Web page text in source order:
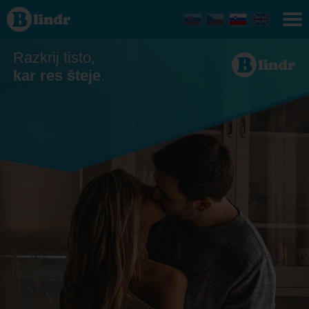
Zmenkovati
- On išče
njo
Razkrij tisto,
kar res šteje.